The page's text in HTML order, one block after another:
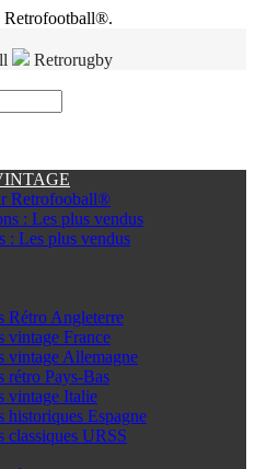
Retrorugby
Retrofooball®
: Les plus vendus
: Les plus vendus
Rétro Angleterre
vintage France
vintage Allemagne
rétro Pays-Bas
vintage Italie
historiques Espagne
classiques URSS